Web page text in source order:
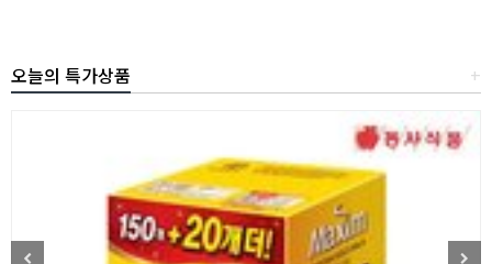
+
오늘의 특가상품